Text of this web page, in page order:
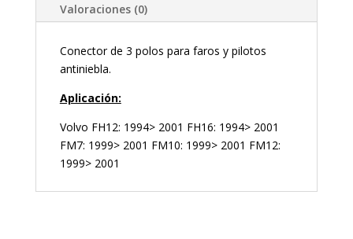
Valoraciones (0)
Conector de 3 polos para faros y pilotos
antiniebla.
Aplicación:
Volvo FH12: 1994> 2001 FH16: 1994> 2001
FM7: 1999> 2001 FM10: 1999> 2001 FM12:
1999> 2001